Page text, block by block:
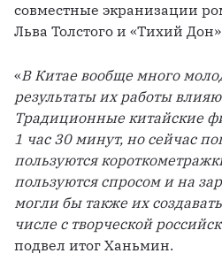
совместные экранизации
Льва Толстого и «Тихий
«В Китае вообще много
результаты их работы
Традиционные китайские
1 час 30 минут, но сейчас
пользуются
пользуются спросом и на
могли бы также их
числе с творческой
подвел итог Ханьмин.